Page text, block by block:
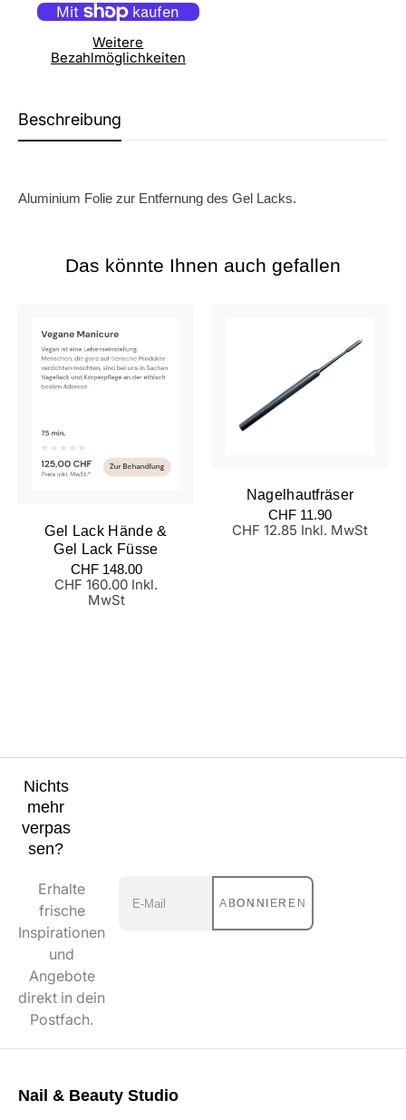
Weitere
Bezahlmöglichkeiten
Beschreibung
Aluminium Folie zur Entfernung des Gel Lacks.
Das könnte Ihnen auch gefallen
Gel Lack Hände &
Gel Lack Füsse
Normaler
Preis
CHF 148.00
CHF 160.00 Inkl.
MwSt
Nagelhautfräser
Normaler
Preis
CHF 11.90
CHF 12.85 Inkl. MwSt
Nichts
mehr
verpas
sen?
Erhalte
frische
Inspirationen
und
Angebote
direkt in dein
Postfach.
ABONNIEREN
Nail & Beauty Studio